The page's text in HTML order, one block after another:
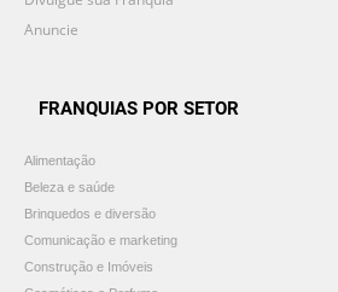
Anuncie
FRANQUIAS POR SETOR
Alimentação
Beleza e saúde
Brinquedos e diversão
Comunicação e marketing
Construção e Imóveis